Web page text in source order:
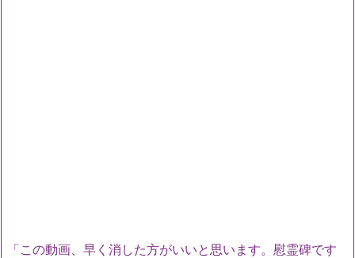
「この動画、早く消した方がいいと思います。慰霊碑です